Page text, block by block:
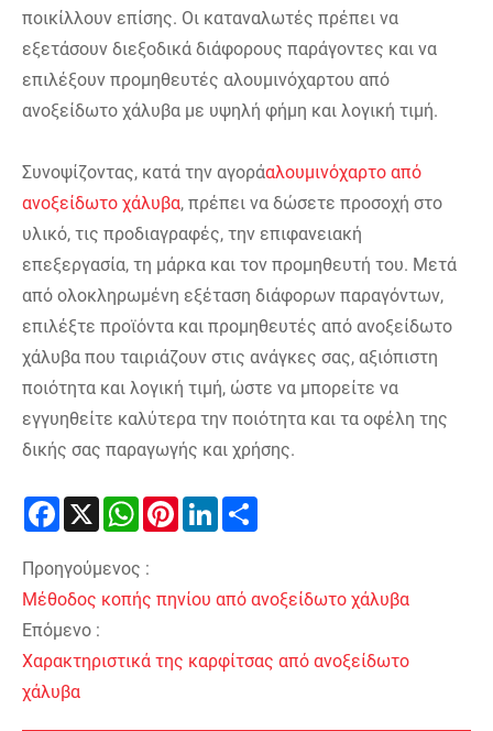
ποικίλλουν επίσης. Οι καταναλωτές πρέπει να
εξετάσουν διεξοδικά διάφορους παράγοντες και να
επιλέξουν προμηθευτές αλουμινόχαρτου από
ανοξείδωτο χάλυβα με υψηλή φήμη και λογική τιμή.
Συνοψίζοντας, κατά την αγοράαλουμινόχαρτο από
ανοξείδωτο χάλυβα, πρέπει να δώσετε προσοχή στο
υλικό, τις προδιαγραφές, την επιφανειακή
επεξεργασία, τη μάρκα και τον προμηθευτή του. Μετά
από ολοκληρωμένη εξέταση διάφορων παραγόντων,
επιλέξτε προϊόντα και προμηθευτές από ανοξείδωτο
χάλυβα που ταιριάζουν στις ανάγκες σας, αξιόπιστη
ποιότητα και λογική τιμή, ώστε να μπορείτε να
εγγυηθείτε καλύτερα την ποιότητα και τα οφέλη της
δικής σας παραγωγής και χρήσης.
Facebook
X WhatsAppPinterestLinkedIn
Προηγούμενος :
Μέθοδος κοπής πηνίου από ανοξείδωτο χάλυβα
Επόμενο :
Χαρακτηριστικά της καρφίτσας από ανοξείδωτο
χάλυβα